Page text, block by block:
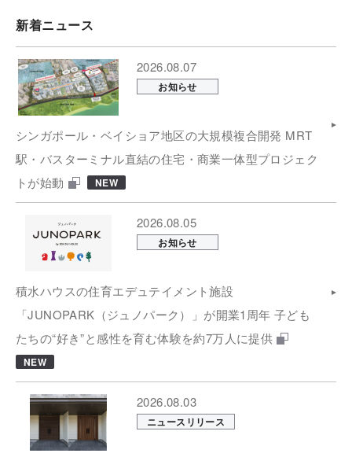
新着ニュース
2026.08.07
お知らせ
シンガポール・ベイショア地区の大規模複合開発 MRT
駅・バスターミナル直結の住宅・商業一体型プロジェク
トが始動
NEW
2026.08.05
お知らせ
積水ハウスの住育エデュテイメント施設
「JUNOPARK（ジュノパーク）」が開業1周年 子ども
たちの“好き”と感性を育む体験を約7万人に提供
NEW
2026.08.03
ニュースリリース